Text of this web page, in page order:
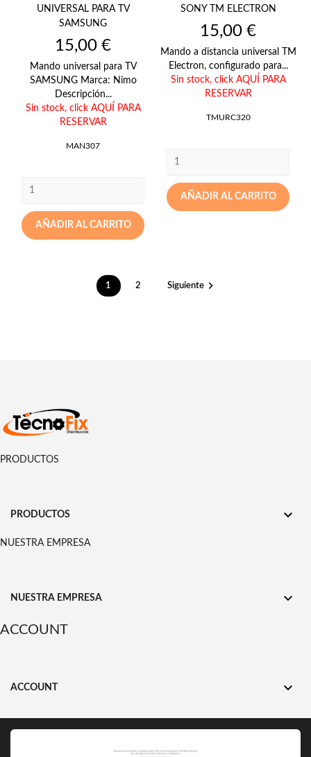
UNIVERSAL PARA TV
SAMSUNG
Precio
15,00 €
Mando universal para TV
SAMSUNG Marca: Nimo
Descripción...
Sin stock, click AQUÍ PARA
RESERVAR
MAN307
AÑADIR AL CARRITO
SONY TM ELECTRON
Precio
15,00 €
Mando a distancia universal TM
Electron, configurado para...
Sin stock, click AQUÍ PARA
RESERVAR
TMURC320
AÑADIR AL CARRITO
1 2 Siguiente 
PRODUCTOS
PRODUCTOS 
NUESTRA EMPRESA
NUESTRA EMPRESA 
ACCOUNT
ACCOUNT 